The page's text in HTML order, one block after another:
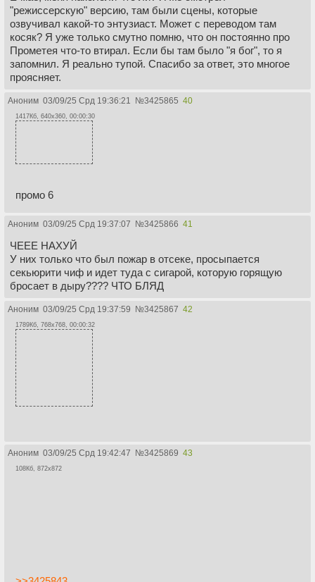
"режиссерскую" версию, там были сцены, которые
озвучивал какой-то энтузиаст. Может с переводом там
косяк? Я уже только смутно помню, что он постоянно про
Прометея что-то втирал. Если бы там было "я бог", то я
запомнил. Я реально тупой. Спасибо за ответ, это многое
проясняет.
Аноним 03/09/25 Срд 19:36:21 №3425865 40
1417Кб, 640x360, 00:00:30
промо 6
Аноним 03/09/25 Срд 19:37:07 №3425866 41
ЧЕЕЕ НАХУЙ
У них только что был пожар в отсеке, просыпается
секьюрити чиф и идет туда с сигарой, которую горящую
бросает в дыру???? ЧТО БЛЯД
Аноним 03/09/25 Срд 19:37:59 №3425867 42
1789Кб, 768x768, 00:00:32
Аноним 03/09/25 Срд 19:42:47 №3425869 43
108Кб, 872x872